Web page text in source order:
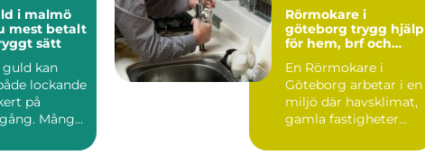
i malmö
mest betalt
sätt
kan
lockande
på
Många
Rörmokare i
göteborg trygg hjälp
för hem, brf och
En Rörmokare i
Göteborg arbetar i en
miljö där havsklimat,
gamla fastigheter
stäl...